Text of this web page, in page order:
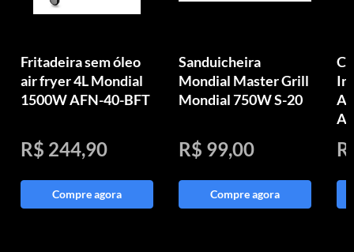
Fritadeira sem óleo
air fryer 4L Mondial
1500W AFN-40-BFT
R$ 244,90
Compre agora
Sanduicheira
Mondial Master Grill
Mondial 750W S-20
R$ 99,00
Compre agora